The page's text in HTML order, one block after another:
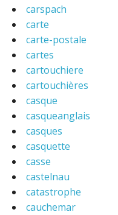
carspach
carte
carte-postale
cartes
cartouchiere
cartouchières
casque
casqueanglais
casques
casquette
casse
castelnau
catastrophe
cauchemar